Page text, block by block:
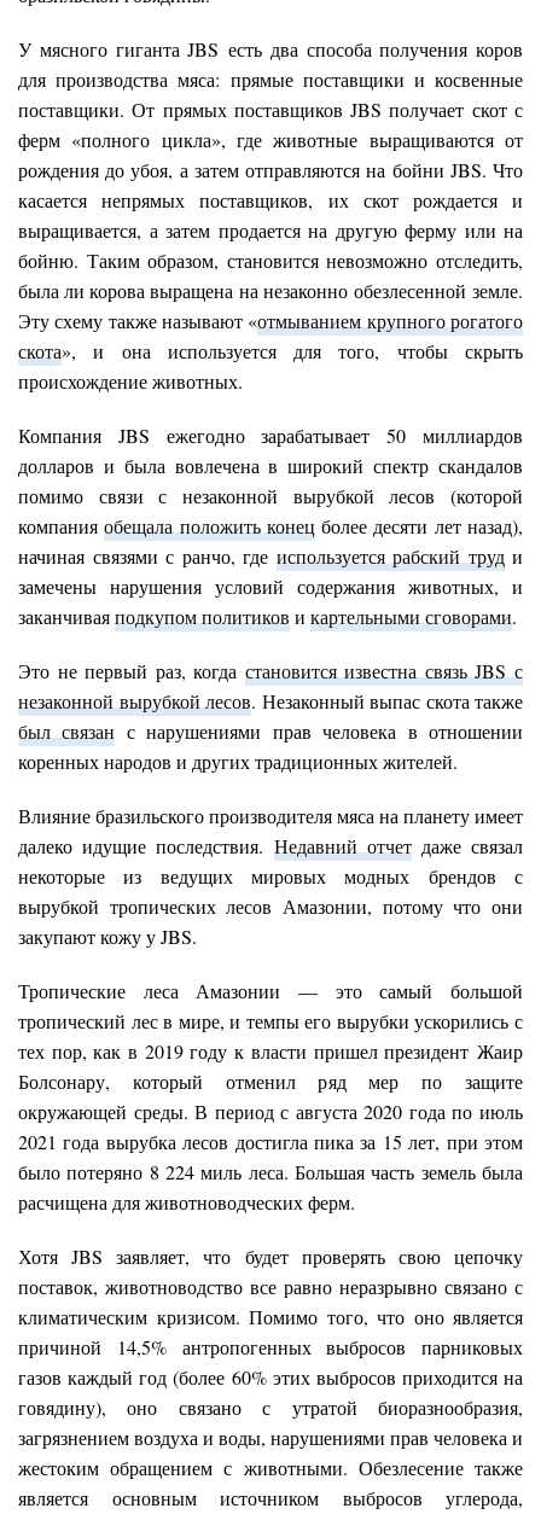
У мясного гиганта JBS есть два способа получения коров
для производства мяса: прямые поставщики и косвенные
поставщики. От прямых поставщиков JBS получает скот с
ферм «полного цикла», где животные выращиваются от
рождения до убоя, а затем отправляются на бойни JBS. Что
касается непрямых поставщиков, их скот рождается и
выращивается, а затем продается на другую ферму или на
бойню. Таким образом, становится невозможно отследить,
была ли корова выращена на незаконно обезлесенной земле.
Эту схему также называют «отмыванием крупного рогатого
скота», и она используется для того, чтобы скрыть
происхождение животных.
Компания JBS ежегодно зарабатывает 50 миллиардов
долларов и была вовлечена в широкий спектр скандалов
помимо связи с незаконной вырубкой лесов (которой
компанияобещала положить конецболее десяти лет назад),
начиная связями с ранчо, где используется рабский труди
замечены нарушения условий содержания животных, и
заканчиваяподкупом политикови картельными сговорами.
Это не первый раз, когда становится известна связь JBS с
незаконной вырубкой лесов. Незаконный выпас скота также
был связан с нарушениями прав человека в отношении
коренных народов и других традиционных жителей.
Влияние бразильского производителя мяса на планету имеет
далеко идущие последствия. Недавний отчетдаже связал
некоторые из ведущих мировых модных брендов с
вырубкой тропических лесов Амазонии, потому что они
закупают кожу у JBS.
Тропические леса Амазонии — это самый большой
тропический лес в мире, и темпы его вырубки ускорились с
тех пор, как в 2019 году к власти пришел президент Жаир
Болсонару, который отменил ряд мер по защите
окружающей среды. В период с августа 2020 года по июль
2021 года вырубка лесов достигла пика за 15 лет, при этом
было потеряно 8 224 миль леса. Большая часть земель была
расчищена для животноводческих ферм.
Хотя JBS заявляет, что будет проверять свою цепочку
поставок, животноводство все равно неразрывно связано с
климатическим кризисом. Помимо того, что оно является
причиной 14,5% антропогенных выбросов парниковых
газов каждый год (более 60% этих выбросов приходится на
говядину), оно связано с утратой биоразнообразия,
загрязнением воздуха и воды, нарушениями прав человека и
жестоким обращением с животными. Обезлесение также
является основным источником выбросов углерода,